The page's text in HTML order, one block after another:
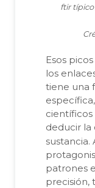
ftir
Esos
los
tiene una
deducir la
sustancia.
patrones
precisión,